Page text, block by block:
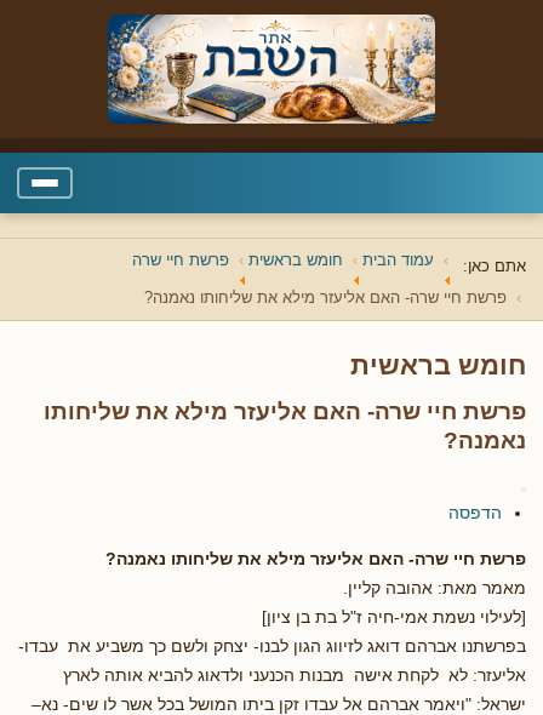
אתם כאן: עמוד הבית חומש בראשית פרשת חיי שרה
פרשת חיי שרה- האם אליעזר מילא את שליחותו נאמנה?
חומש בראשית
פרשת חיי שרה- האם אליעזר מילא את שליחותו
נאמנה?
הדפסה
פרשת חיי שרה- האם אליעזר מילא את שליחותו נאמנה?
מאמר מאת: אהובה קליין.
[לעילוי נשמת אמי-חיה ז"ל בת בן ציון]
בפרשתנו אברהם דואג לזיווג הגון לבנו- יצחק ולשם כך משביע את עבדו-
אליעזר: לא לקחת אישה מבנות הכנעני ולדאוג להביא אותה לארץ
ישראל: "ויאמר אברהם אל עבדו זקן ביתו המושל בכל אשר לו שים- נא–